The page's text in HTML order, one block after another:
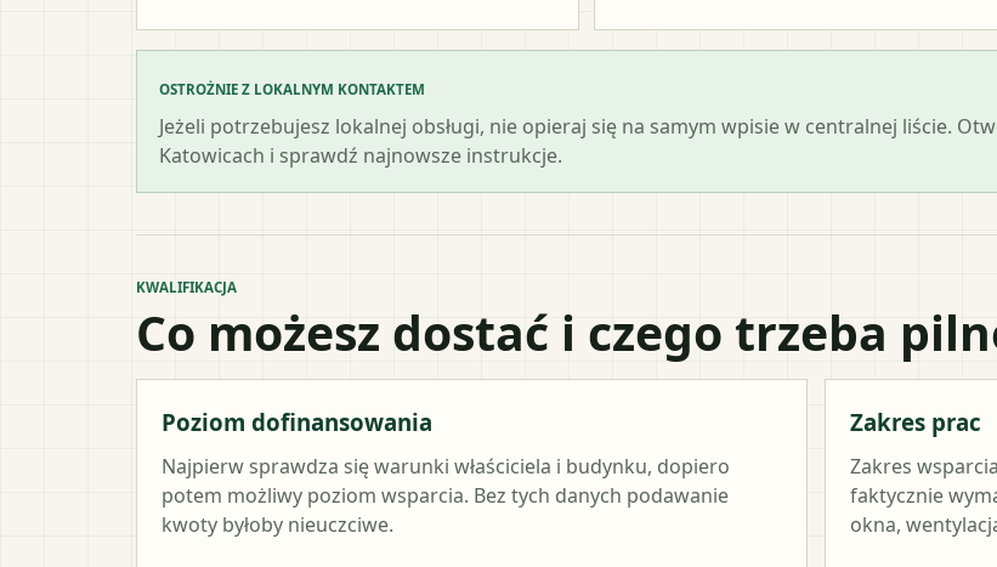
OSTROŻNIE Z LOKALNYM KONTAKTEM
Jeżeli potrzebujesz lokalnej obsługi, nie opieraj się na samym wpisie w centralnej liście.
Katowicach i sprawdź najnowsze instrukcje.
KWALIFIKACJA
Co możesz dostać i czego trzeba
Poziom dofinansowania
Najpierw sprawdza się warunki właściciela i budynku, dopiero
potem możliwy poziom wsparcia. Bez tych danych podawanie
kwoty byłoby nieuczciwe.
Zakres prac
Zakres
faktycznie
okna,